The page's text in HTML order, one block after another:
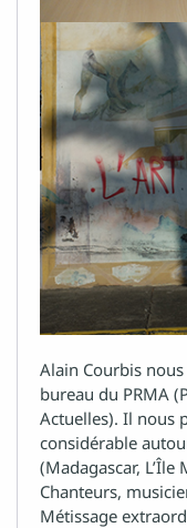
Alain Courbis
bureau du PRMA
Actuelles). Il nous
considérable
(Madagascar, L’Île
Chanteurs,
Métissage